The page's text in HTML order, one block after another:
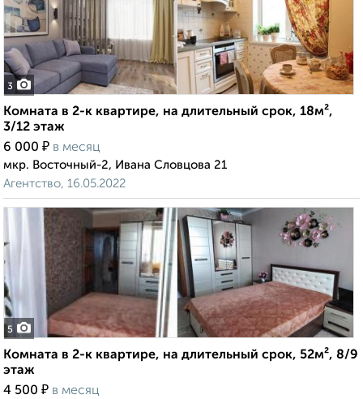
3
Комната в 2-к квартире, на длительный срок, 18м²,
3/12 этаж
6 000 ₽ в месяц
мкр. Восточный-2, Ивана Словцова 21
Агентство, 16.05.2022
5
Комната в 2-к квартире, на длительный срок, 52м², 8/9
этаж
4 500 ₽ в месяц